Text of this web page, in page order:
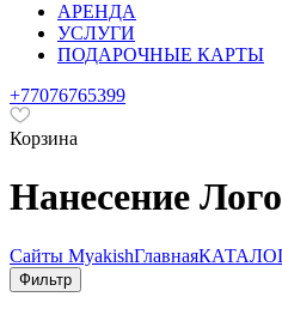
АРЕНДА
УСЛУГИ
ПОДАРОЧНЫЕ КАРТЫ
+77076765399
Корзина
Нанесение
Сайты MyakishГлавная
Фильтр